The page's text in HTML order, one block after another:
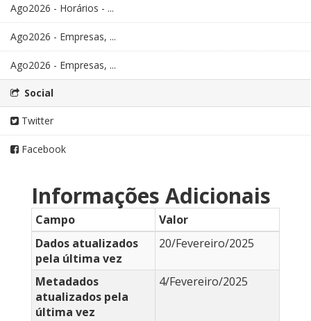
Ago2026 - Horários - ...
Ago2026 - Empresas, ...
Ago2026 - Empresas, ...
Social
Twitter
Facebook
Informações Adicionais
Campo
Valor
Dados atualizados
pela última vez
20/Fevereiro/2025
Metadados
atualizados pela
última vez
4/Fevereiro/2025